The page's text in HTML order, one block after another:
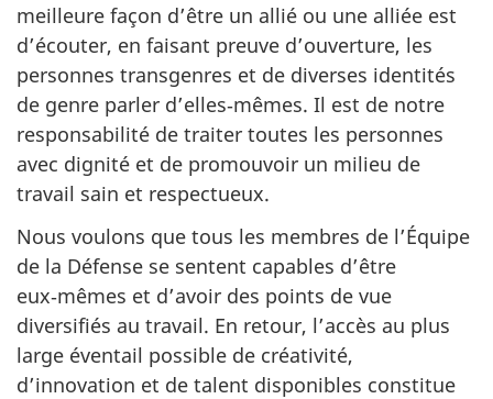
meilleure façon d’être un allié ou une alliée est
d’écouter, en faisant preuve d’ouverture, les
personnes transgenres et de diverses identités
de genre parler d’elles‑mêmes. Il est de notre
responsabilité de traiter toutes les personnes
avec dignité et de promouvoir un milieu de
travail sain et respectueux.
Nous voulons que tous les membres de l’Équipe
de la Défense se sentent capables d’être
eux‑mêmes et d’avoir des points de vue
diversifiés au travail. En retour, l’accès au plus
large éventail possible de créativité,
d’innovation et de talent disponibles constitue